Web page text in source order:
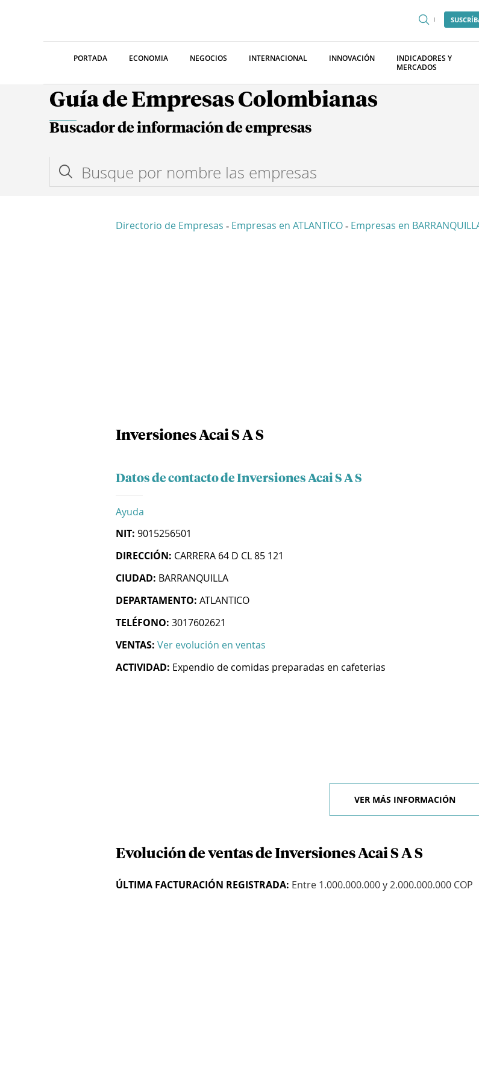
PORTADA ECONOMIA NEGOCIOS INTERNACIONAL INNOVACIÓN
INDICADORES Y
MERCADOS
Guía de Empresas Colombianas
Buscador de información de empresas
Directorio de Empresas - Empresas en ATLANTICO - Empresas en
Inversiones Acai S A S
Datos de contacto de Inversiones Acai S A S
Ayuda
NIT: 9015256501
DIRECCIÓN: CARRERA 64 D CL 85 121
CIUDAD: BARRANQUILLA
DEPARTAMENTO: ATLANTICO
TELÉFONO: 3017602621
VENTAS: Ver evolución en ventas
ACTIVIDAD: Expendio de comidas preparadas en cafeterias
VER MÁS INFORMACIÓN
Evolución de ventas de Inversiones Acai S A S
ÚLTIMA FACTURACIÓN REGISTRADA: Entre 1.000.000.000 y 2.000.000.000 COP